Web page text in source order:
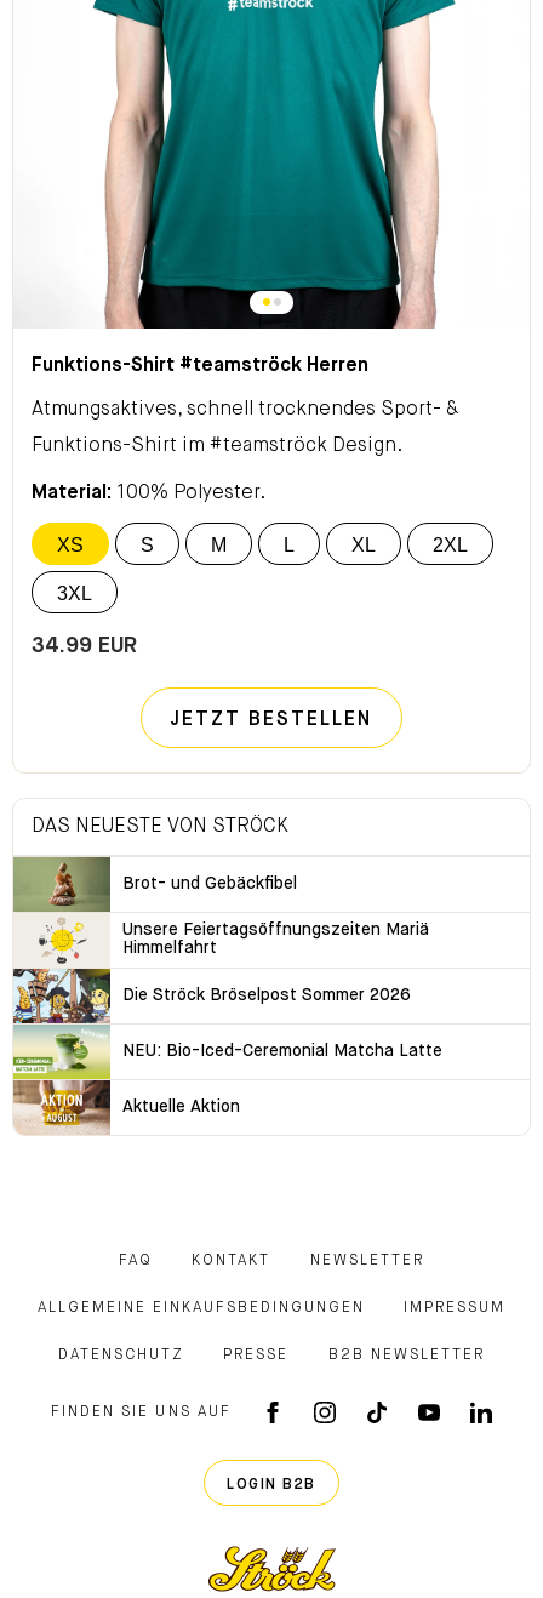
Funktions-Shirt #teamströck Herren
Atmungsaktives, schnell trocknendes Sport- &
Funktions-Shirt im #teamströck Design.
Material: 100% Polyester.
XS S M L XL 2XL
3XL
34.99 EUR
JETZT BESTELLEN
DAS NEUESTE VON STRÖCK
Brot- und Gebäckfibel
Unsere Feiertagsöffnungszeiten Mariä
Himmelfahrt
Die Ströck Bröselpost Sommer 2026
NEU: Bio-Iced-Ceremonial Matcha Latte
Aktuelle Aktion
FAQ KONTAKT NEWSLETTER
ALLGEMEINE EINKAUFSBEDINGUNGEN IMPRESSUM
DATENSCHUTZ PRESSE B2B NEWSLETTER
FINDEN SIE UNS AUF
FACEBOOK APP
INSTAGRAM
TIKTOKYOUTUBE
LOGIN B2B